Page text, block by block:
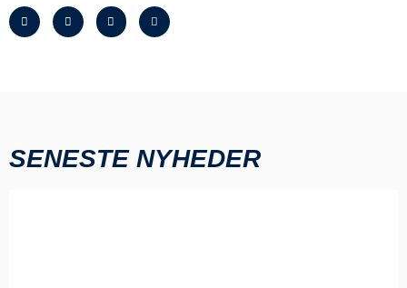
SENESTE NYHEDER